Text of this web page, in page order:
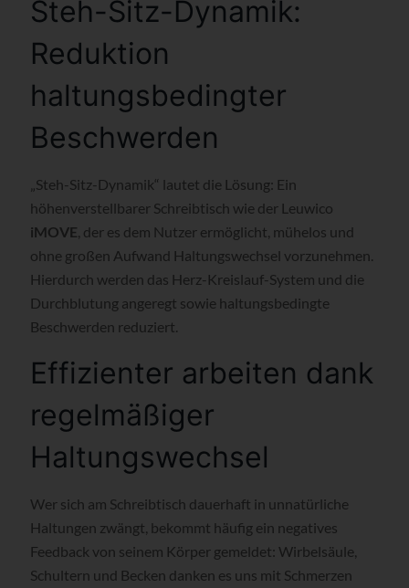
Steh-Sitz-Dynamik:
Reduktion
haltungsbedingter
Beschwerden
„Steh-Sitz-Dynamik“ lautet die Lösung: Ein
höhenverstellbarer Schreibtisch wie der Leuwico
iMOVE , der es dem Nutzer ermöglicht, mühelos und
ohne großen Aufwand Haltungswechsel vorzunehmen.
Hierdurch werden das Herz-Kreislauf-System und die
Durchblutung angeregt sowie haltungsbedingte
Beschwerden reduziert.
Effizienter arbeiten dank
regelmäßiger
Haltungswechsel
Wer sich am Schreibtisch dauerhaft in unnatürliche
Haltungen zwängt, bekommt häufig ein negatives
Feedback von seinem Körper gemeldet: Wirbelsäule,
Schultern und Becken danken es uns mit Schmerzen